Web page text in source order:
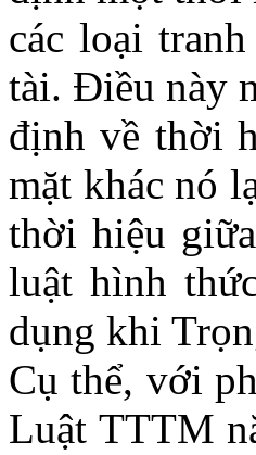
các loại
tài. Điều này
định về thời
mặt khác nó
thời hiệu
luật hình
dụng khi
Cụ thể, với
Luật TTTM